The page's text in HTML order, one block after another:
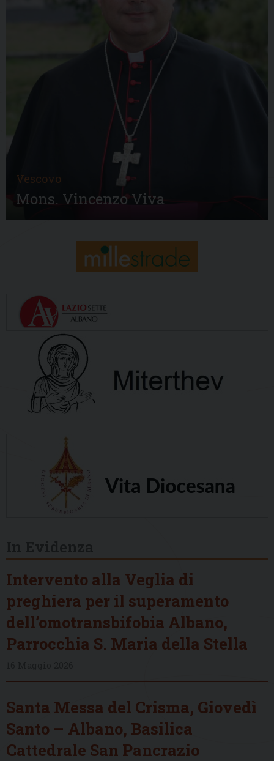
Vescovo
Mons. Vincenzo Viva
Intervento alla Veglia di
preghiera per il superamento
dell’omotransbifobia Albano,
Parrocchia S. Maria della Stella
Santa Messa del Crisma, Giovedì
Santo – Albano, Basilica
Cattedrale San Pancrazio